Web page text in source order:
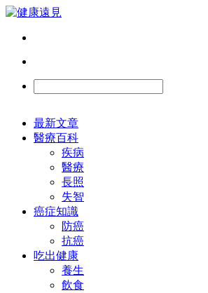
最新文章
醫療百科
疾病
醫療
長照
失智
癌症知識
防癌
抗癌
吃出健康
養生
飲食